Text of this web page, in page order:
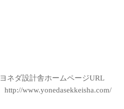
ヨネダ設計舎ホームページURL
http://www.yonedasekkeisha.com/